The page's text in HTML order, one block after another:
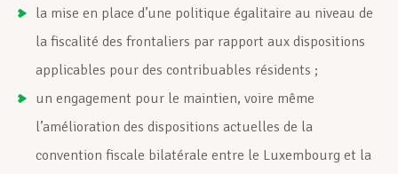
la mise en place d’une politique égalitaire au niveau de
la fiscalité des frontaliers par rapport aux dispositions
applicables pour des contribuables résidents ;
un engagement pour le maintien, voire même
l’amélioration des dispositions actuelles de la
convention fiscale bilatérale entre le Luxembourg et la